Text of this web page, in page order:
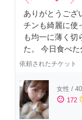
ありがとうござ
チンも綺麗に使
も均一に薄く切
た。 今日食べた
依頼されたチケット
女性 /
sentiment_satisfied 172